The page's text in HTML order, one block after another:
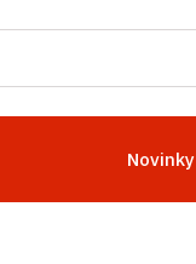
Novinky